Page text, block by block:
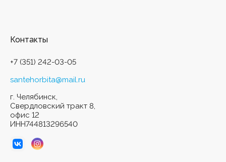
Контакты
+7 (351) 242-03-05
santehorbita@mail.ru
г. Челябинск,
Свердловский тракт 8,
офис 12
ИНН744813296540